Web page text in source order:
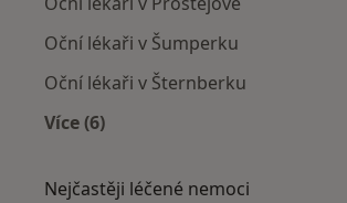
Oční lékaři v Šumperku
Oční lékaři v Šternberku
Více (6)
Nejčastěji léčené nemoci